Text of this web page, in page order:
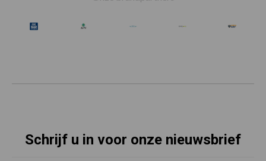
Schrijf u in voor onze nieuwsbrief